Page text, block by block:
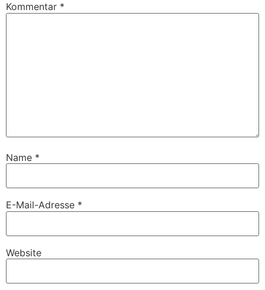
Kommentar *
Name *
E-Mail-Adresse *
Website